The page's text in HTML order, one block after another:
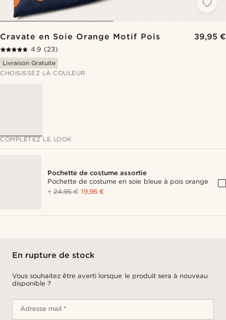
Cravate en Soie Orange Motif Pois 39,95 €
4.9 (23)
Livraison Gratuite
CHOISISSEZ LA COULEUR
COMPLÉTEZ LE LOOK
Pochette de costume assortie
Pochette de costume en soie bleue à pois orange
+24,95 € 19,96 €
En rupture de stock
Vous souhaitez être averti lorsque le produit sera à nouveau
disponible ?
Adresse mail *